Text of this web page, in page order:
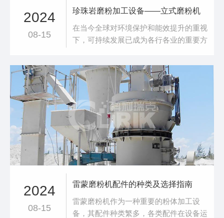
2024
08-15
珍珠岩磨粉加工设备——立式磨粉机
在当今全球对环境保护和能效提升的重视
下，可持续发展已成为各行各业的重要方
题。在此背景下，珍珠岩材料领域迎来了
一项重要创新——膨胀玻化微珠。这种经
过珍珠岩磨粉机精细加工的产品，相较于
传统膨胀珍珠岩，展现出*低的吸水性和*
高的耐压强度，成为建筑保温砂浆中的优
选材料。它不
2024
08-15
雷蒙磨粉机配件的种类及选择指南
雷蒙磨粉机作为一种重要的粉体加工设
备，其配件种类繁多，各类配件在设备运